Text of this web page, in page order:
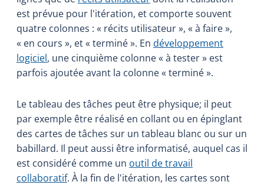
est prévue pour l'itération, et comporte souvent
quatre colonnes : « récits utilisateur », « à faire »,
« en cours », et « terminé ». En développement
logiciel, une cinquième colonne « à tester » est
parfois ajoutée avant la colonne « terminé ».
Le tableau des tâches peut être physique; il peut
par exemple être réalisé en collant ou en épinglant
des cartes de tâches sur un tableau blanc ou sur un
babillard. Il peut aussi être informatisé, auquel cas il
est considéré comme un outil de travail
collaboratif. À la fin de l'itération, les cartes sont